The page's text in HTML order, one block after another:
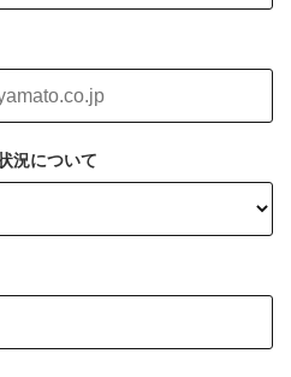
況について